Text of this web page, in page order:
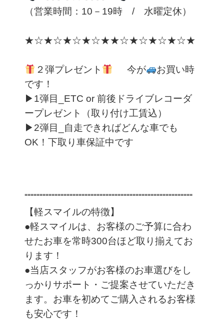
（営業時間：10－19時 / 水曜定休）
★☆★☆★☆★☆★★☆★☆★☆★☆★
２弾プレゼント 今が
お買い時
です！
▶1弾目_ETC or 前後ドライブレコーダ
ープレゼント（取り付け工賃込）
▶2弾目_自走できればどんな車でも
OK！下取り車保証中です
⁼⁼⁼⁼⁼⁼⁼⁼⁼⁼⁼⁼⁼⁼⁼⁼⁼⁼⁼⁼⁼⁼⁼⁼⁼⁼⁼⁼⁼⁼⁼⁼⁼⁼⁼⁼⁼⁼⁼⁼⁼⁼⁼⁼⁼⁼⁼⁼⁼⁼⁼⁼⁼⁼⁼⁼
【軽スマイルの特徴】
●軽スマイルは、お客様のご予算に合わ
せたお車を常時300台ほど取り揃えてお
ります！
●当店スタッフがお客様のお車選びをし
っかりサポート・ご提案させていただき
ます。お車を初めてご購入されるお客様
も安心です！